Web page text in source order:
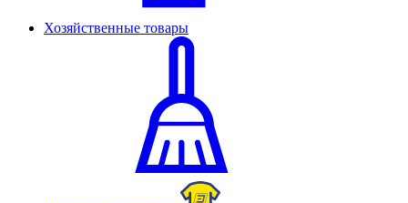
Хозяйственные товары